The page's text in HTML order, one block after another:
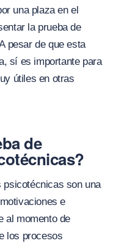
una plaza en el
la prueba de
pesar de que esta
sí es importante para
útiles en otras
de
psicotécnicas son una
e
al momento de
los procesos